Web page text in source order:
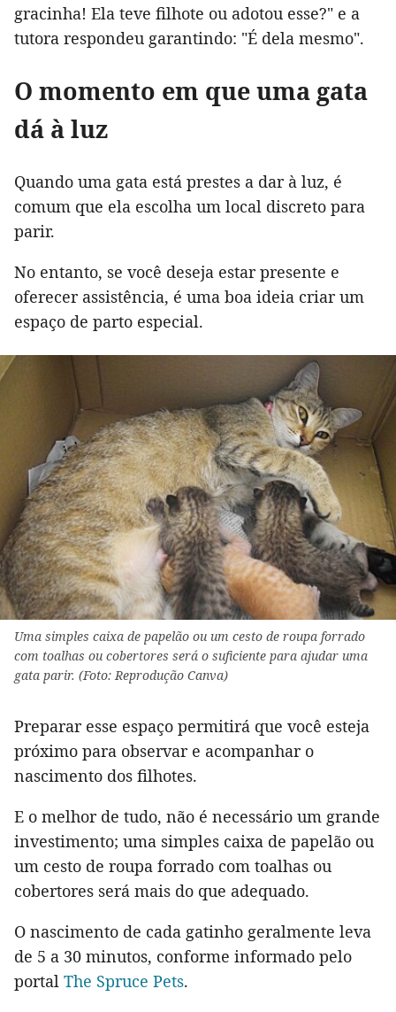
gracinha! Ela teve filhote ou adotou esse?" e a
tutora respondeu garantindo: "É dela mesmo".
O momento em que uma gata
dá à luz
Quando uma gata está prestes a dar à luz, é
comum que ela escolha um local discreto para
parir.
No entanto, se você deseja estar presente e
oferecer assistência, é uma boa ideia criar um
espaço de parto especial.
Uma simples caixa de papelão ou um cesto de roupa forrado
com toalhas ou cobertores será o suficiente para ajudar uma
gata parir. (Foto: Reprodução Canva)
Preparar esse espaço permitirá que você esteja
próximo para observar e acompanhar o
nascimento dos filhotes.
E o melhor de tudo, não é necessário um grande
investimento; uma simples caixa de papelão ou
um cesto de roupa forrado com toalhas ou
cobertores será mais do que adequado.
O nascimento de cada gatinho geralmente leva
de 5 a 30 minutos, conforme informado pelo
portal The Spruce Pets.